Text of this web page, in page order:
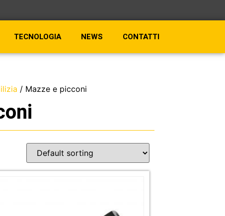
TECNOLOGIA NEWS CONTATTI
/ Mazze e picconi